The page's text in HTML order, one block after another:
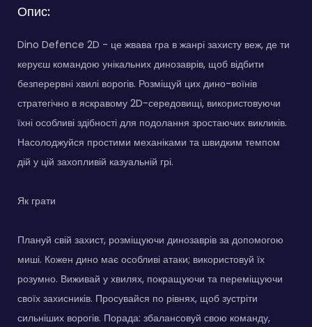
Опис:
Dino Defence 2D - це жвава гра в жанрі захисту веж, де ти
керуєш командою унікальних динозаврів, щоб відбити
безперервні хвилі ворогів. Розміщуй цих дино-воїнів
стратегічно в яскравому 2D-середовищі, використовуючи
їхні особливі здібності для подолання зростаючих викликів.
Насолоджуйся простими механіками та швидким темпом
дій у цій захопливій казуальній грі.
Як грати
Плануй свій захист, розміщуючи динозаврів за допомогою
миші. Кожен дино має особливі атаки; використовуй їх
розумно. Виживай у хвилях, покращуючи та переміщуючи
своїх захисників. Просувайся по рівнях, щоб зустріти
сильніших ворогів. Порада: збалансовуй свою команду,